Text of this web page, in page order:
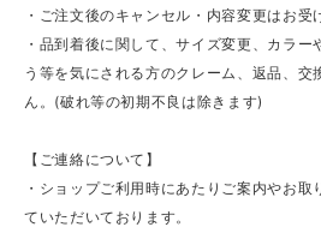
・ご注文後のキャンセル・内容変更はお受
・品到着後に関して、サイズ変更、カラ
う等を気にされる方のクレーム、返品、交
ん。(破れ等の初期不良は除きます)
【ご連絡について】
・ショップご利用時にあたりご案内やお
ていただいております。